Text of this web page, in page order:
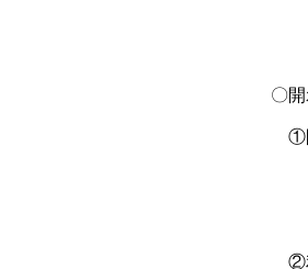
個
〇
①
（
（
②